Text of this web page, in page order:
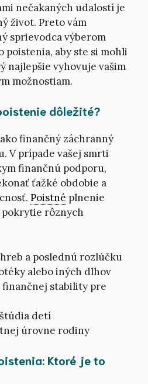
nečakaných udalostí je
život. Preto vám
sprievodca výberom
poistenia, aby ste si mohli
najlepšie vyhovuje vašim
možnostiam.
dôležité?
finančný záchranný
V prípade vašej smrti
finančnú podporu,
ťažké obdobie a
Poistné plnenie
rôznych
a poslednú rozlúčku
alebo iných dlhov
finančnej stability pre
detí
úrovne rodiny
Ktoré je to